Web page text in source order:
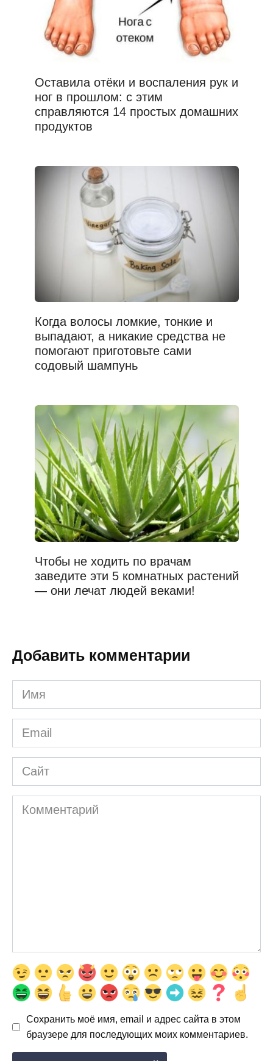
Оставила отёки и воспаления рук и
ног в прошлом: с этим
справляются 14 простых домашних
продуктов
Когда волосы ломкие, тонкие и
выпадают, а никакие средства не
помогают приготовьте сами
содовый шампунь
Чтобы не ходить по врачам
заведите эти 5 комнатных растений
— они лечат людей веками!
Добавить комментарии
Имя
*
Email
*
Сайт
Комментарий
Сохранить моё имя, email и адрес сайта в этом
браузере для последующих моих комментариев.